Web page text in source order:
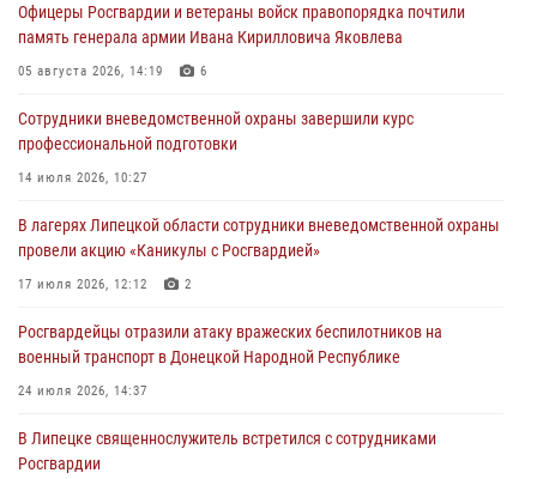
Росгвардия обеспечила безопасность граждан на праздновании
Дня ВДВ в Липецке
03 августа 2026, 13:43
Росгвардейцы обеспечили безопасность граждан в День Лев-
Толстовского района
03 августа 2026, 13:41
Росгвардия противодействует БПЛА ВСУ на южном направлении
(видео)
03 августа 2026, 13:39
Офицеры Росгвардии и ветераны войск правопорядка почтили
память генерала армии Ивана Кирилловича Яковлева
05 августа 2026, 14:19 6
Сотрудники вневедомственной охраны завершили курс
профессиональной подготовки
14 июля 2026, 10:27
В лагерях Липецкой области сотрудники вневедомственной охраны
провели акцию «Каникулы с Росгвардией»
17 июля 2026, 12:12 2
Росгвардейцы отразили атаку вражеских беспилотников на
военный транспорт в Донецкой Народной Республике
24 июля 2026, 14:37
В Липецке священнослужитель встретился с сотрудниками
Росгвардии